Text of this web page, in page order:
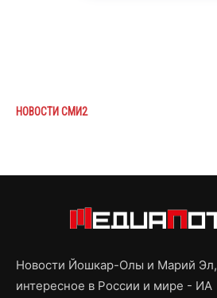
НОВОСТИ СМИ2
Новости Йошкар-Олы и Марий Эл,
интересное в России и мире - ИА